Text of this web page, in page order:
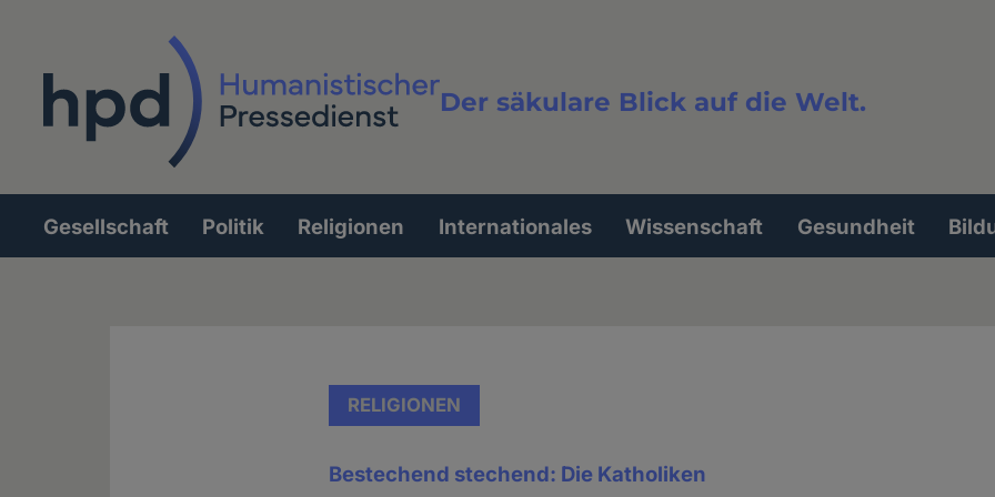
Der säkulare Blick auf die Welt.
Volltextsuche
Hauptnavigation
Gesellschaft Politik Religionen Internationales Wissenschaft Gesundheit
RELIGIONEN
Bestechend stechend: Die Katholiken